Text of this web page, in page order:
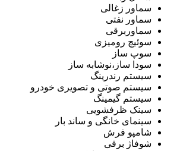
سماور زغالی
سماور نفتی
سماوربرقی
سوئیچ رومیزی
سوپ ساز
سودا ساز،نوشابه ساز
سیستم رندرینگ
سیستم صوتی و تصویری خودرو
سیستم گیمینگ
سینک ظرفشویی
سینمای خانگی و ساند بار
شامپو فرش
شوفاژ برقی